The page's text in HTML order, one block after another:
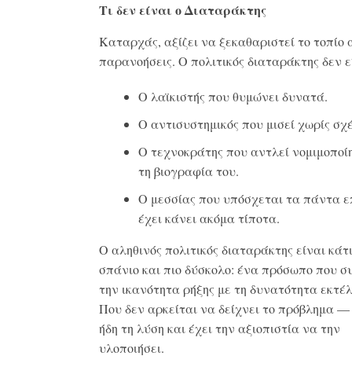
Τι δεν είναι ο Διαταράκτης
Καταρχάς, αξίζει να ξεκαθαριστεί το τοπίο
παρανοήσεις. Ο πολιτικός διαταράκτης δεν
Ο λαϊκιστής που θυμώνει δυνατά.
Ο αντισυστημικός που μισεί χωρίς
Ο τεχνοκράτης που αντλεί
τη βιογραφία του.
Ο μεσσίας που υπόσχεται τα πάντα
έχει κάνει ακόμα τίποτα.
Ο αληθινός πολιτικός διαταράκτης είναι
σπάνιο και πιο δύσκολο: ένα πρόσωπο που
την ικανότητα ρήξης με τη δυνατότητα
Που δεν αρκείται να δείχνει το πρόβλημα —
ήδη τη λύση και έχει την αξιοπιστία να την
υλοποιήσει.